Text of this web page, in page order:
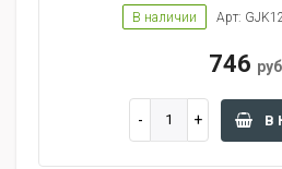
В наличии Арт:
746 руб
В